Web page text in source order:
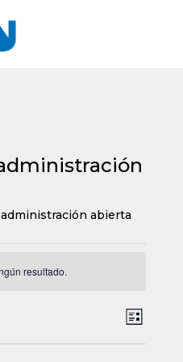
abierta
resultado.
de
Lista